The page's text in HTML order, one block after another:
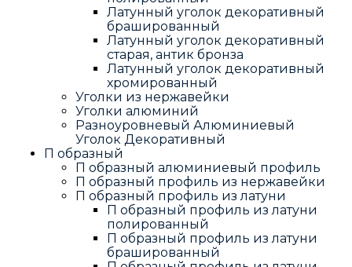
Латунный уголок декоративный
брашированный
Латунный уголок декоративный
старая, антик бронза
Латунный уголок декоративный
хромированный
Уголки из нержавейки
Уголки алюминий
Разноуровневый Алюминиевый
Уголок Декоративный
П образный
П образный алюминиевый профиль
П образный профиль из нержавейки
П образный профиль из латуни
П образный профиль из латуни
полированный
П образный профиль из латуни
брашированный